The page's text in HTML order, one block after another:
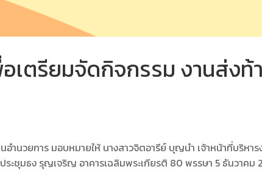
เตรียมจัดกิจกรรม งานส่งท้
ำนวยการ มอบหมายให้ นางสาวจิตอารีย์ บุญนำ เจ้าหน้าที่บริหา
ชุมธง รุญเจริญ อาคารเฉลิมพระเกียรติ 80 พรรษา 5 ธันวาคม